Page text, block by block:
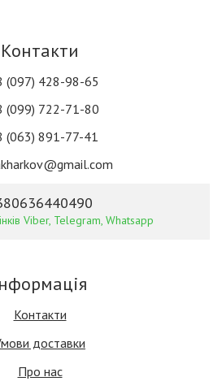
Контакти
(097) 428-98-65
(099) 722-71-80
(063) 891-77-41
Viber, Telegram, Whatsapp
Контакти
доставки
Про нас